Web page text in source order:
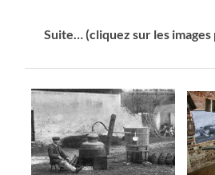
Suite… (cliquez sur les